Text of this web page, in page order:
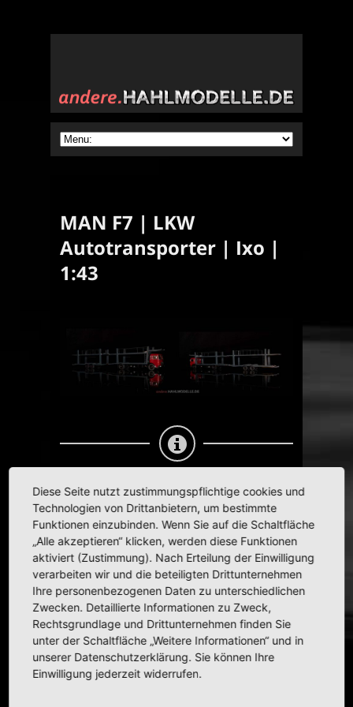
MAN F7 | LKW
Autotransporter | Ixo |
1:43
Informationen zum Modell
Modell:MANF7
Hersteller: Ixo
Informationen zum Original
Karosserie: LKW
| Autotransporter
Baujahr(e): 1967–1983
Weitere Informationen zum Modell
Nummer:TTRX007
Diese Seite nutzt zustimmungspflichtige cookies und
Technologien von Drittanbietern, um bestimmte
Funktionen einzubinden. Wenn Sie auf die Schaltfläche
„Alle akzeptieren“ klicken, werden diese Funktionen
aktiviert (Zustimmung). Nach Erteilung der Einwilligung
verarbeiten wir und die beteiligten Drittunternehmen
Ihre personenbezogenen Daten zu unterschiedlichen
Zwecken. Detaillierte Informationen zu Zweck,
Rechtsgrundlage und Drittunternehmen finden Sie
unter der Schaltfläche „Weitere Informationen“ und in
unserer Datenschutzerklärung. Sie können Ihre
Einwilligung jederzeit widerrufen.